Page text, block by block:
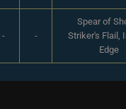
- -
Spear of
Striker's Flail,
Edge